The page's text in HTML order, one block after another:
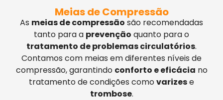
Meias de Compressão
As meias de compressão são recomendadas
tanto para a prevenção quanto para o
tratamento de problemas circulatórios.
Contamos com meias em diferentes níveis de
compressão, garantindo conforto e eficácia no
tratamento de condições comovarizese
trombose.